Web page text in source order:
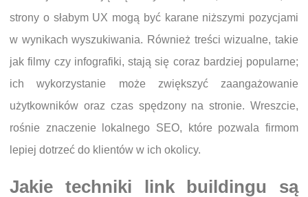
strony o słabym UX mogą być karane niższymi pozycjami
w wynikach wyszukiwania. Również treści wizualne, takie
jak filmy czy infografiki, stają się coraz bardziej popularne;
ich wykorzystanie może zwiększyć zaangażowanie
użytkowników oraz czas spędzony na stronie. Wreszcie,
rośnie znaczenie lokalnego SEO, które pozwala firmom
lepiej dotrzeć do klientów w ich okolicy.
Jakie techniki link buildingu są